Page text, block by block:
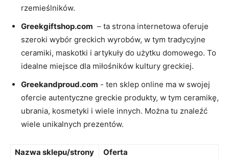
rzemieślników.
Greekgiftshop.com ⁣ – ta strona internetowa‌ oferuje
szeroki wybór ⁤greckich wyrobów, w tym⁣ tradycyjne​
ceramiki,⁤ maskotki i⁤ artykuły do użytku domowego. To
idealne miejsce ‌dla⁣ miłośników kultury greckiej.
Greekandproud.com ⁤- ten sklep online⁤ ma​ w swojej
ofercie autentyczne greckie ​produkty, w tym ceramikę,
ubrania, kosmetyki ⁤i wiele⁣ innych. Można tu znaleźć
wiele unikalnych prezentów.
Nazwa sklepu/strony
Oferta